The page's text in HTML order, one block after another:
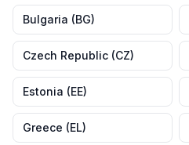
Bulgaria (BG)
Czech Republic (CZ)
Estonia (EE)
Greece (EL)